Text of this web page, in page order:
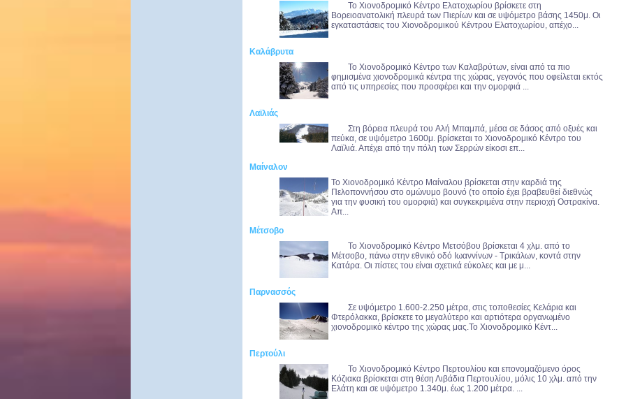
Το Χιονοδρομικό Κέντρο Ελατοχωρίου βρίσκετε στη
Βορειοανατολική πλευρά των Πιερίων και σε υψόμετρο βάσης 1450μ. Οι
εγκαταστάσεις του Χιονοδρομικού Κέντρου Ελατοχωρίου, απέχο...
Καλάβρυτα
Το Χιονοδρομικό Κέντρο των Καλαβρύτων, είναι από τα πιο
φημισμένα χιονοδρομικά κέντρα της χώρας, γεγονός που οφείλεται εκτός
από τις υπηρεσίες που προσφέρει και την ομορφιά ...
Λαϊλιάς
Στη βόρεια πλευρά του Aλή Mπαμπά, μέσα σε δάσος από οξυές και
πεύκα, σε υψόμετρο 1600μ. βρίσκεται το Χιονοδρομικό Κέντρο του
Λαϊλιά. Απέχει από την πόλη των Σερρών είκοσι επ...
Μαίναλον
Το Χιονοδρομικό Κέντρο Μαίναλου βρίσκεται στην καρδιά της
Πελοποννήσου στο ομώνυμο βουνό (το οποίο έχει βραβευθεί διεθνώς
για την φυσική του ομορφιά) και συγκεκριμένα στην περιοχή Οστρακίνα.
Απ...
Μέτσοβο
Το Χιονοδρομικό Κέντρο Μετσόβου βρίσκεται 4 χλμ. από το
Μέτσοβο, πάνω στην εθνικό οδό Ιωαννίνων - Τρικάλων, κοντά στην
Κατάρα. Οι πίστες του είναι σχετικά εύκολες και με μ...
Παρνασσός
Σε υψόμετρο 1.600-2.250 μέτρα, στις τοποθεσίες Κελάρια και
Φτερόλακκα, βρίσκετε το μεγαλύτερο και αρτιότερα οργανωμένο
χιονοδρομικό κέντρο της χώρας μας.Το Χιονοδρομικό Κέντ...
Περτούλι
Το Χιονοδρομικό Κέντρο Περτουλίου και επονομαζόμενο όρος
Κόζιακα βρίσκεται στη θέση Λιβάδια Περτουλίου, μόλις 10 χλμ. από την
Ελάτη και σε υψόμετρο 1.340μ. έως 1.200 μέτρα. ...